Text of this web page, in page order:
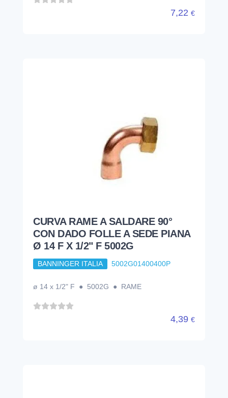
7,22 €
CURVA RAME A SALDARE 90°
CON DADO FOLLE A SEDE PIANA
Ø 14 F X 1/2" F 5002G
BANNINGER ITALIA 5002G01400400P
ø 14 x 1/2" F ● 5002G ● RAME
4,39 €